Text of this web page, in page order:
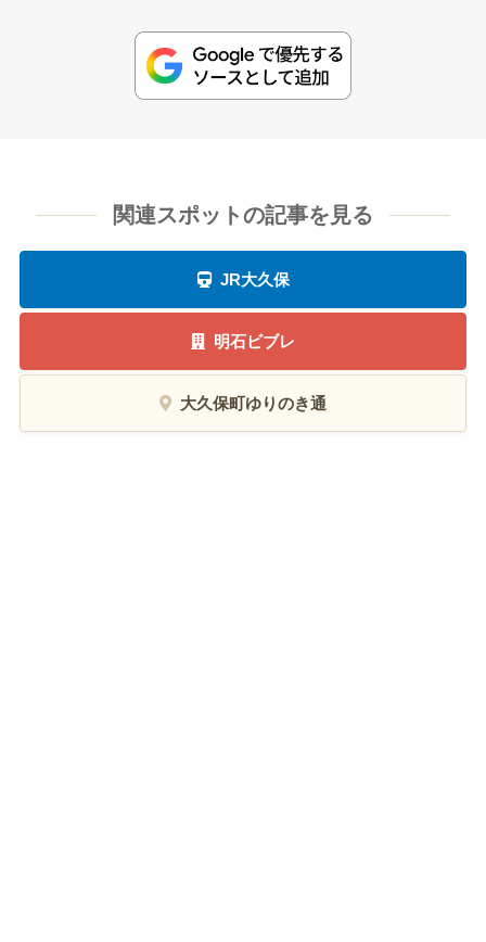
関連スポットの記事を見る
JR大久保
明石ビブレ
大久保町ゆりのき通